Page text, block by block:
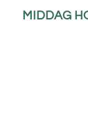
MIDDAG